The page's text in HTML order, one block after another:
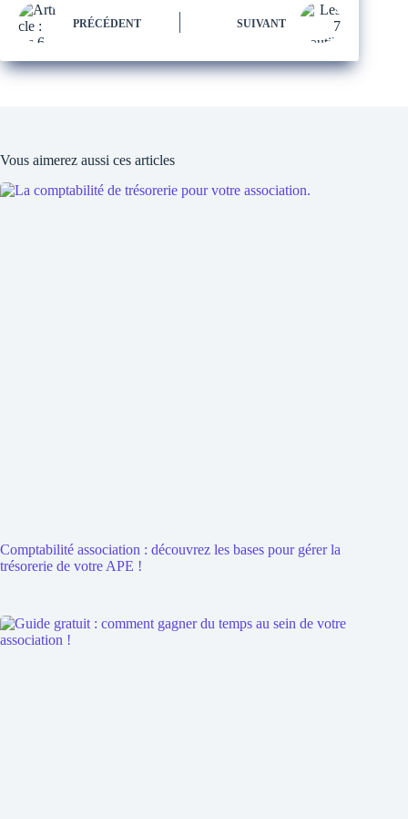
PRÉCÉDENT SUIVANT
Vous aimerez aussi ces articles
Comptabilité association : découvrez les bases pour gérer la
trésorerie de votre APE !